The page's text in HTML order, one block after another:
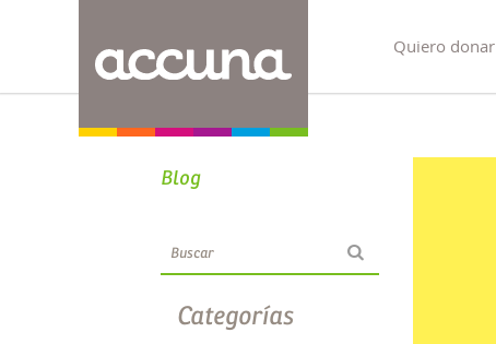
Quiero donar
Blog
Categorías